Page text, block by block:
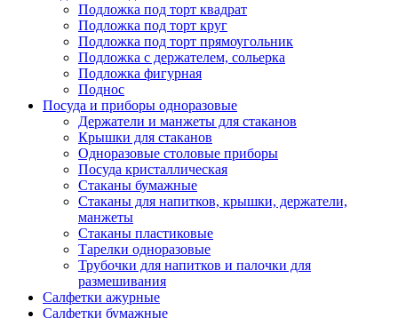
Подложка под торт квадрат
Подложка под торт круг
Подложка под торт прямоугольник
Подложка с держателем, сольерка
Подложка фигурная
Поднос
Посуда и приборы одноразовые
Держатели и манжеты для стаканов
Крышки для стаканов
Одноразовые столовые приборы
Посуда кристаллическая
Стаканы бумажные
Стаканы для напитков, крышки, держатели,
манжеты
Стаканы пластиковые
Тарелки одноразовые
Трубочки для напитков и палочки для
размешивания
Салфетки ажурные
Салфетки бумажные